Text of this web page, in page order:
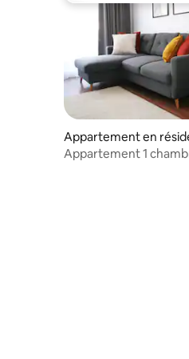
Appartement en
Appartement 1